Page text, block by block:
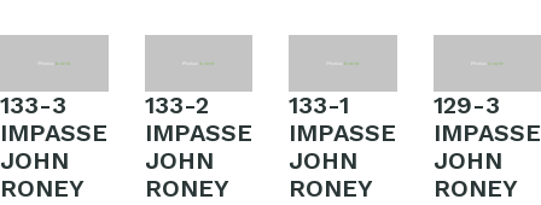
133-3
IMPASSE
JOHN
RONEY
133-2
IMPASSE
JOHN
RONEY
133-1
IMPASSE
JOHN
RONEY
129-3
IMPASSE
JOHN
RONEY